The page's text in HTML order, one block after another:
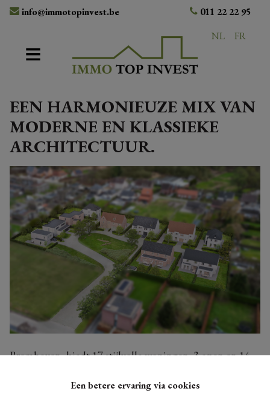
Een betere ervaring via cookies
info@immotopinvest.be
011 22 22 95
NL
FR
EEN HARMONIEUZE MIX VAN
MODERNE EN KLASSIEKE
ARCHITECTUUR.
Bremhoven, biedt 17 stijlvolle woningen: 3 open en 14
architectuur, diverse prijsklassen en